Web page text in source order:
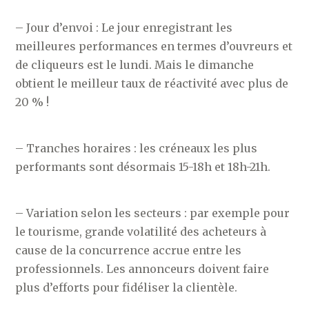
– Jour d’envoi : Le jour enregistrant les
meilleures performances en termes d’ouvreurs et
de cliqueurs est le lundi. Mais le dimanche
obtient le meilleur taux de réactivité avec plus de
20 % !
– Tranches horaires : les créneaux les plus
performants sont désormais 15-18h et 18h-21h.
– Variation selon les secteurs : par exemple pour
le tourisme, grande volatilité des acheteurs à
cause de la concurrence accrue entre les
professionnels. Les annonceurs doivent faire
plus d’efforts pour fidéliser la clientèle.